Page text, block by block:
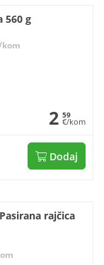
560 g
kom
2 59
€/kom
Dodaj
rajčica